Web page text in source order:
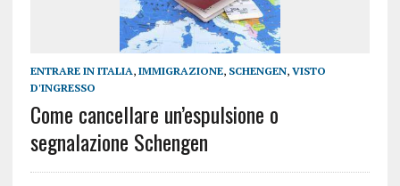
ENTRARE IN ITALIA, IMMIGRAZIONE, SCHENGEN, VISTO
D'INGRESSO
Come cancellare un’espulsione o
segnalazione Schengen